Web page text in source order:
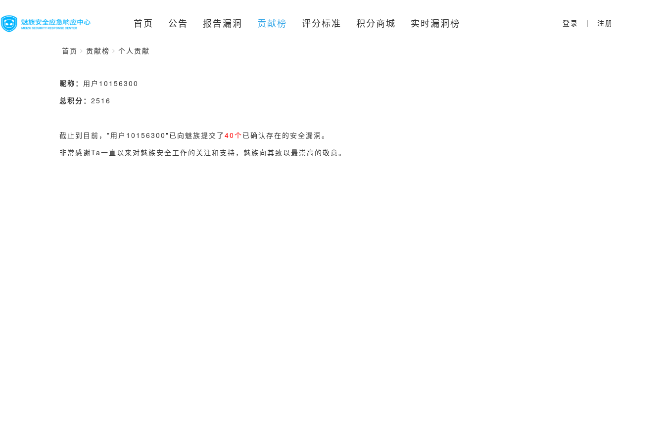
首页 公告 报告漏洞 贡献榜 评分标准 积分商城 实时漏洞榜 登录 | 注册
首页 贡献榜 个人贡献
昵称： 用户10156300
总积分： 2516
截止到目前，"用户10156300"已向魅族提交了40个已确认存在的安全漏洞。
非常感谢Ta一直以来对魅族安全工作的关注和支持，魅族向其致以最崇高的敬意。